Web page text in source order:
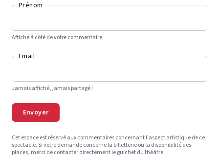
Prénom
Affiché à côté de votre commentaire.
Email
Jamais affiché, jamais partagé !
Envoyer
Cet espace est réservé aux commentaires concernant l’aspect artistique de ce
spectacle. Si votre demande concerne la billetterie ou la disponibilité des
places, merci de contacter directement le guichet du théâtre.